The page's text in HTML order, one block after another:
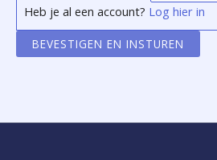
Heb je al een account? Log hier in